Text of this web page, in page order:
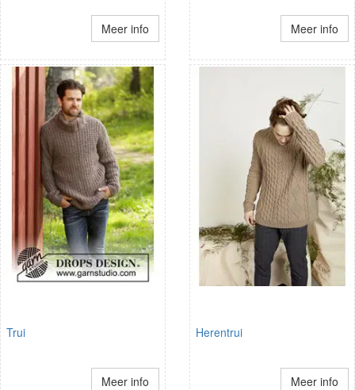
Meer info Meer info
Trui
Meer info
Herentrui
Meer info